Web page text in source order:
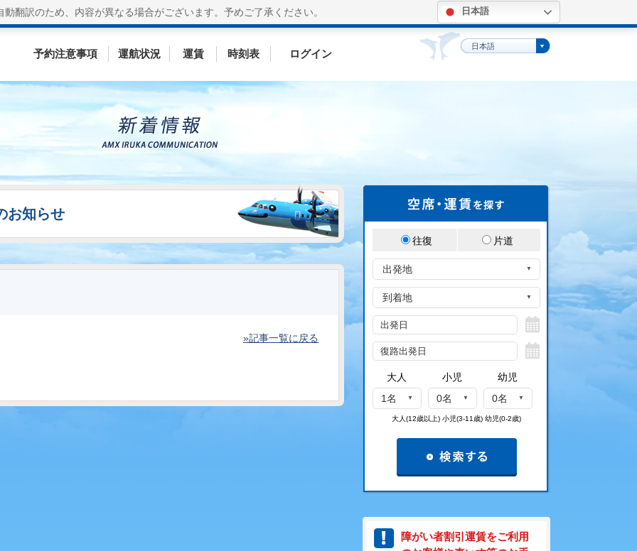
動翻訳のため、内容が異なる場合がございます。 予めご了承ください。 日本語
予約注意事項 運航状況 運賃 時刻表 ログイン
日本語
お知らせ
»記事一覧に戻る
往復 片道
大人 小児
幼児
1名
0名 0名
大人(12歳以上) 小児(3-11歳) 幼児(0-2歳)
障がい者割引運賃をご利用